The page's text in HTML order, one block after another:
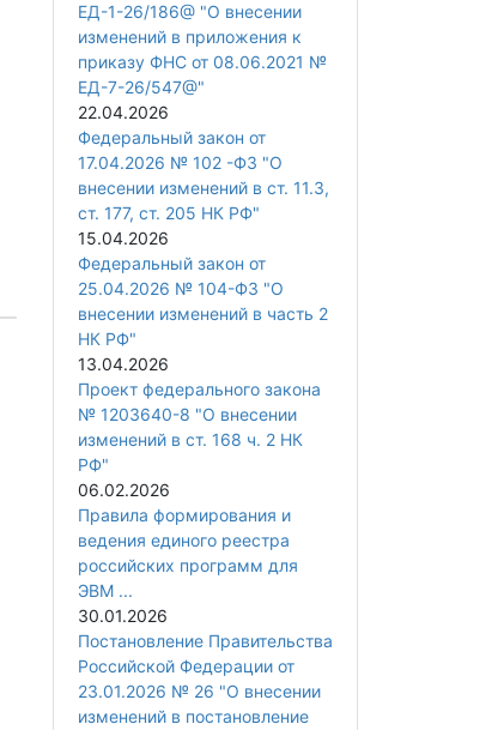
ЕД-1-26/186@ "О внесении
изменений в приложения к
приказу ФНС от 08.06.2021 №
ЕД-7-26/547@"
22.04.2026
Федеральный закон от
17.04.2026 № 102 -ФЗ "О
внесении изменений в ст. 11.3,
ст. 177, ст. 205 НК РФ"
15.04.2026
Федеральный закон от
25.04.2026 № 104-ФЗ "О
внесении изменений в часть 2
НК РФ"
13.04.2026
Проект федерального закона
№ 1203640-8 "О внесении
изменений в ст. 168 ч. 2 НК
РФ"
06.02.2026
Правила формирования и
ведения единого реестра
российских программ для
ЭВМ ...
30.01.2026
Постановление Правительства
Российской Федерации от
23.01.2026 № 26 "О внесении
изменений в постановление